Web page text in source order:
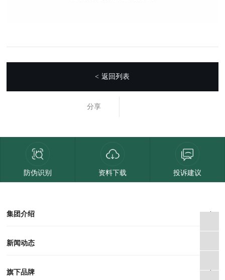
< 返回列表
分享
防伪识别 资料下载 投诉建议
集团介绍
集团介绍
企业文化
人才招聘
商学院
VR全景展厅
董事长介绍
新闻动态
对外公告
家居资讯
旗下品牌